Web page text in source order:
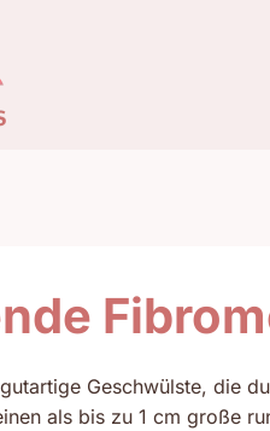
Geschwülste, die
als bis zu 1 cm große